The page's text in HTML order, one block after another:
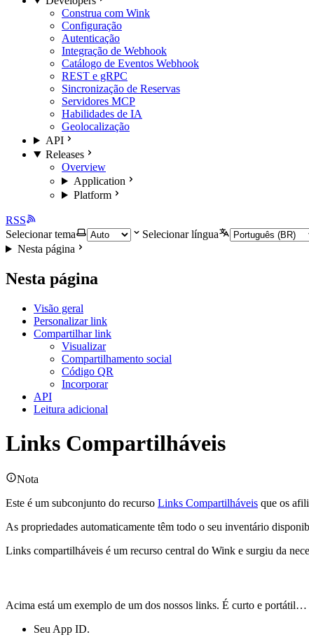
Construa com Wink
Configuração
Autenticação
Integração de Webhook
Catálogo de Eventos Webhook
REST e gRPC
Sincronização de Reservas
Servidores MCP
Habilidades de IA
Geolocalização
API
Releases
Overview
Application
Platform
RSS
Selecionar tema
Selecionar língua
Nesta página
Nesta página
Visão geral
Personalizar link
Compartilhar link
Visualizar
Compartilhamento social
Código QR
Incorporar
API
Leitura adicional
Links Compartilháveis
Nota
Este é um subconjunto do recurso Links Compartilháveis que os
As propriedades automaticamente têm todo o seu inventário
Links compartilháveis é um recurso central do Wink e surgiu da
Acima está um exemplo de um dos nossos links. É curto e
Seu App ID.